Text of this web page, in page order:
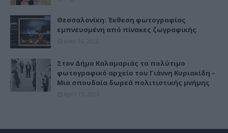
Θεσσαλονίκη: Έκθεση φωτογραφίας
εμπνευσμένη από πίνακες ζωγραφικής
Στον Δήμο Καλαμαριάς το πολύτιμο
φωτογραφικό αρχείο του Γιάννη Κυριακίδη –
Μια σπουδαία δωρεά πολιτιστικής μνήμης